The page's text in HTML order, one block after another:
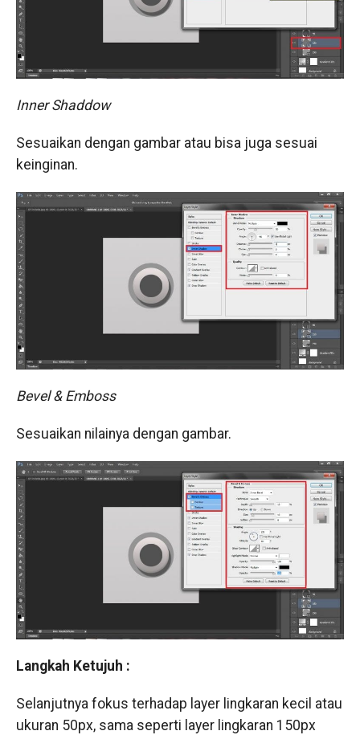
Inner Shaddow
Sesuaikan dengan gambar atau bisa juga sesuai
keinginan.
Bevel & Emboss
Sesuaikan nilainya dengan gambar.
Langkah Ketujuh :
Selanjutnya fokus terhadap layer lingkaran kecil atau
ukuran 50px, sama seperti layer lingkaran 150px